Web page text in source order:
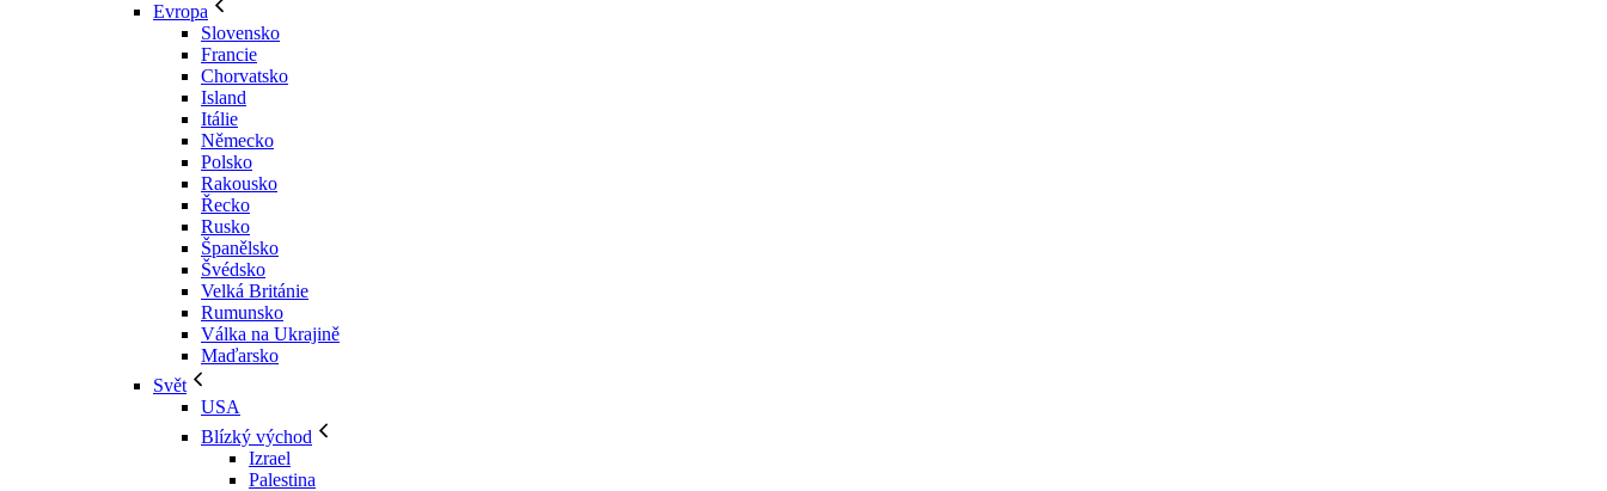
Evropa
Slovensko
Francie
Chorvatsko
Island
Itálie
Německo
Polsko
Rakousko
Řecko
Rusko
Španělsko
Švédsko
Velká Británie
Rumunsko
Válka na Ukrajině
Maďarsko
Svět
USA
Blízký východ
Izrael
Palestina